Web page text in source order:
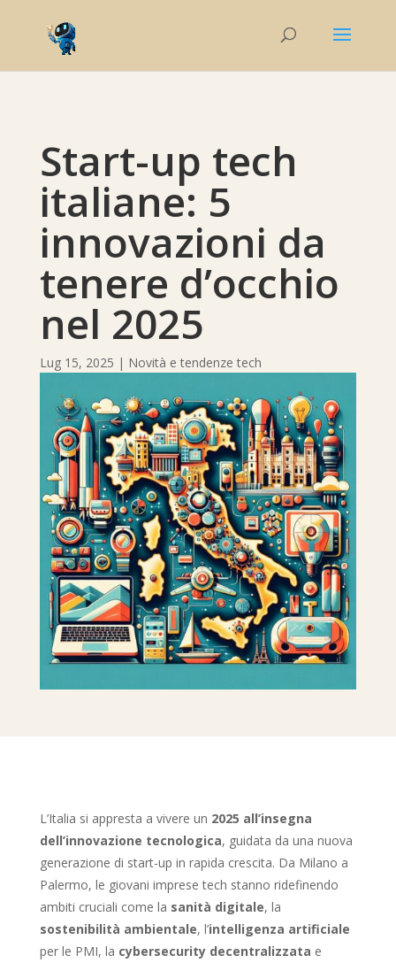
Start-up tech
italiane: 5
innovazioni da
tenere d’occhio
nel 2025
Lug 15, 2025 | Novità e tendenze tech
L’Italia si appresta a vivere un 2025 all’insegna
dell’innovazione tecnologica, guidata da una nuova
generazione di start-up in rapida crescita. Da Milano a
Palermo, le giovani imprese tech stanno ridefinendo
ambiti cruciali come la sanità digitale, la
sostenibilità ambientale, l’intelligenza artificiale
per le PMI, la cybersecurity decentralizzata e